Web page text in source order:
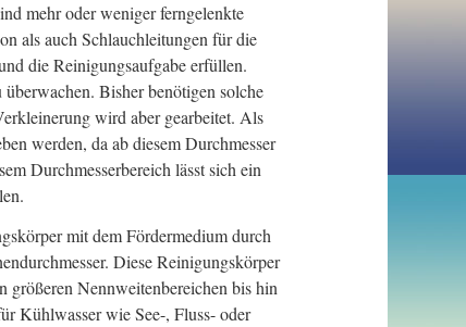
mehr oder weniger ferngelenkte
als auch Schlauchleitungen für die
die Reinigungsaufgabe erfüllen.
Bisher benötigen solche
wird aber gearbeitet. Als
werden, da ab diesem Durchmesser
Durchmesserbereich lässt sich ein
mit dem Fördermedium durch
Diese Reinigungskörper
größeren Nennweitenbereichen bis hin
Kühlwasser wie See-, Fluss- oder